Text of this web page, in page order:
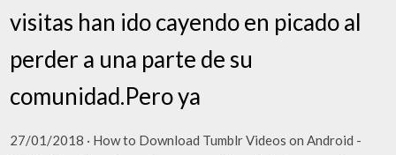
visitas han ido cayendo en picado al
perder a una parte de su
comunidad.Pero ya
27/01/2018 · How to Download Tumblr Videos on Android -